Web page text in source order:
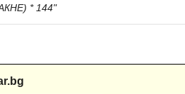
* 144"